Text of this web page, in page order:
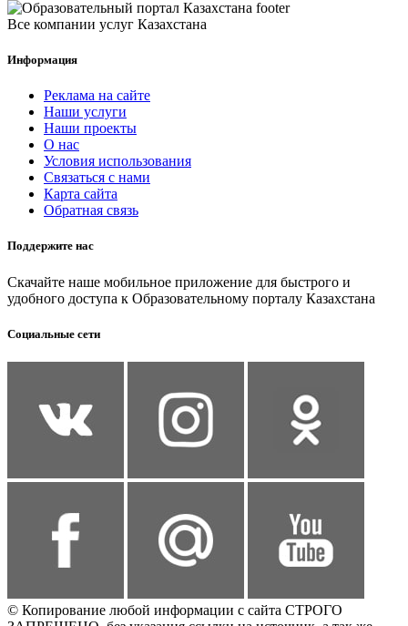
Все компании услуг Казахстана
Информация
Реклама на сайте
Наши услуги
Наши проекты
О нас
Условия использования
Связаться с нами
Карта сайта
Обратная связь
Поддержите нас
Скачайте наше мобильное приложение для быстрого и
удобного доступа к Образовательному порталу Казахстана
Социальные сети
© Копирование любой информации с сайта СТРОГО